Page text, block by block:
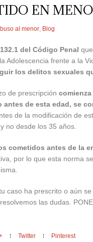
EN
al menor, Blog
del Código Penal
Adolescencia frente a la
los delitos sexuales
de prescripción
antes de esta edad, se
de la modificación de
no desde los 35 años.
cometidos antes de la
por lo que esta norma
caso ha prescrito o aún
las dudas.
Twitter Pinterest